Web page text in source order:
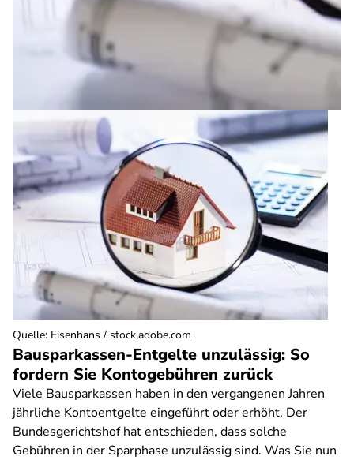
Bausparkassen-Entgelte unzulässig: So
fordern Sie Kontogebühren zurück
Viele Bausparkassen haben in den vergangenen Jahren
jährliche Kontoentgelte eingeführt oder erhöht. Der
Bundesgerichtshof hat entschieden, dass solche
Gebühren in der Sparphase unzulässig sind. Was Sie nun
Quelle: Eisenhans / stock.adobe.com